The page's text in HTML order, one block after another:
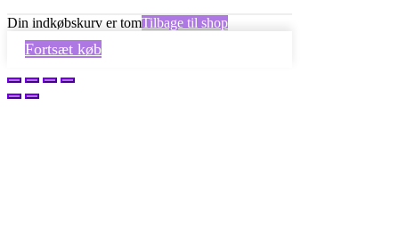
Din indkøbskurv er tomTilbage til shop
Fortsæt køb